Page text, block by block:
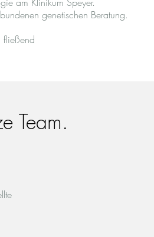
genetischen Beratung.
fließend
Team.